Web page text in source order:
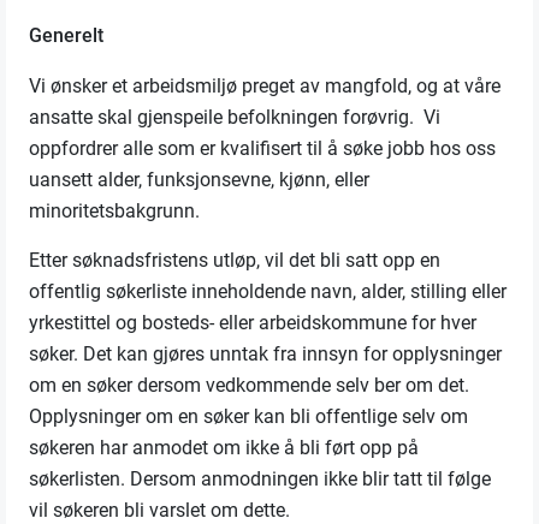
Generelt
Vi ønsker et arbeidsmiljø preget av mangfold, og at våre
ansatte skal gjenspeile befolkningen forøvrig. Vi
oppfordrer alle som er kvalifisert til å søke jobb hos oss
uansett alder, funksjonsevne, kjønn, eller
minoritetsbakgrunn.
Etter søknadsfristens utløp, vil det bli satt opp en
offentlig søkerliste inneholdende navn, alder, stilling eller
yrkestittel og bosteds- eller arbeidskommune for hver
søker. Det kan gjøres unntak fra innsyn for opplysninger
om en søker dersom vedkommende selv ber om det.
Opplysninger om en søker kan bli offentlige selv om
søkeren har anmodet om ikke å bli ført opp på
søkerlisten. Dersom anmodningen ikke blir tatt til følge
vil søkeren bli varslet om dette.